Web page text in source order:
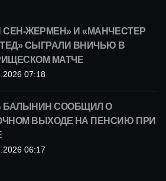
СЕН-ЖЕРМЕН» И «МАНЧЕСТЕР
СЫГРАЛИ ВНИЧЬЮ В
МАТЧЕ
07:18
БАЛЫНИН СООБЩИЛ О
ВЫХОДЕ НА ПЕНСИЮ ПРИ
06:17